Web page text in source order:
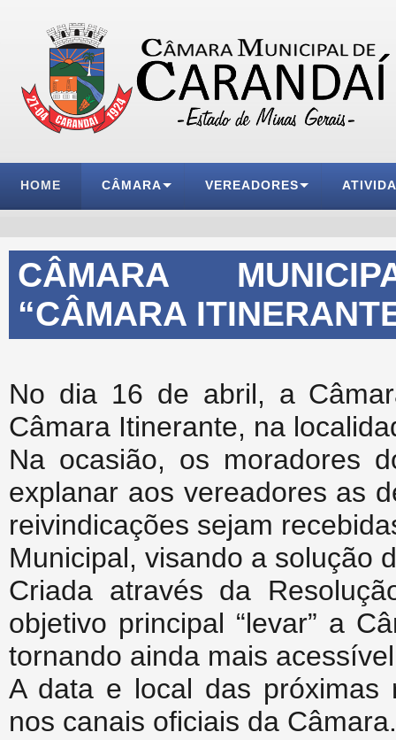
HOME CÂMARA VEREADORES
CÂMARA
“CÂMARA
No dia 16 de abril, a
Câmara Itinerante, na
Na ocasião, os moradores
explanar aos vereadores as
reivindicações sejam
Municipal, visando a solução
Criada através da
objetivo principal “levar” a
tornando ainda mais
A data e local das próximas
nos canais oficiais da